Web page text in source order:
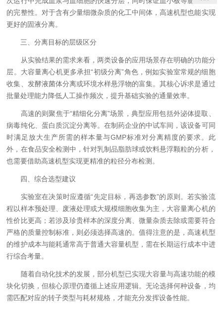
的完整性。对于含有少量细微杂质的化工中间体，高速机型也能实现
更好的固液分离。
三、分离目标的层级区分
从实验结果的需求来看，两类设备的应用场景存在明确的功能分
层。大容量离心机更多承担“初级分离”角色，例如实验室常规的细胞
收集、发酵液菌体分离或环境水样悬浮物的富集。其核心诉求是通过
批量处理能力降低人工操作频次，提升基础实验的通量效率。
高速的则聚焦于“精细化分离”场景，典型应用包括外泌体提取、
病毒纯化、蛋白质沉淀分离等。在制药企业的中试车间，该设备可同
时满足放大生产所需的样本量与GMP标准对分离精度的要求。此
外，在食品安全检测中，针对乳制品脂肪球或饮料悬浮颗粒的分析，
也需要借助高速机型实现更精准的粒径分布检测。
四、综合选型建议
实验室在决策时应遵循“先定目标，再选参数”的原则。若实验流
程以样本预处理、废液处理或大规模细胞收集为主，大容量离心机的
性价比更高；若涉及珍贵样本的深度分离、微量杂质去除或需要符合
严格的质量控制标准，则必须选择高速的。值得注意的是，高速机型
的维护成本与能耗通常高于普通大容量机型，需在长期运行成本中进
行综合考量。
随着自动化技术的发展，部分机型已实现大容量与高速功能的模
块化切换，但核心原理仍遵循上述应用逻辑。无论选择何种设备，均
需匹配对应的转子类型与耗材规格，才能充分发挥设备性能。